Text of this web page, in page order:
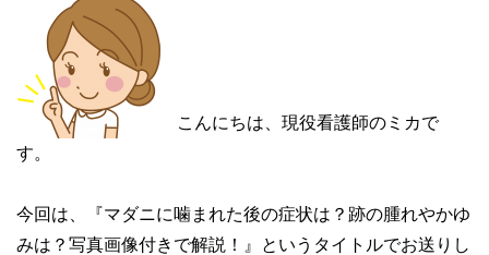
こんにちは、現役看護師のミカで
す。
今回は、『マダニに噛まれた後の症状は？跡の腫れやかゆ
みは？写真画像付きで解説！』というタイトルでお送りし